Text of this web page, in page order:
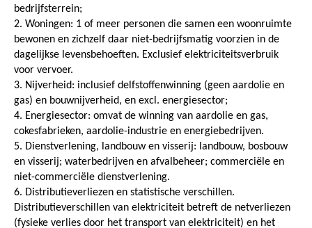
bedrijfsterrein;
2. Woningen: 1 of meer personen die samen een woonruimte
bewonen en zichzelf daar niet-bedrijfsmatig voorzien in de
dagelijkse levensbehoeften. Exclusief elektriciteitsverbruik
voor vervoer.
3. Nijverheid: inclusief delfstoffenwinning (geen aardolie en
gas) en bouwnijverheid, en excl. energiesector;
4. Energiesector: omvat de winning van aardolie en gas,
cokesfabrieken, aardolie-industrie en energiebedrijven.
5. Dienstverlening, landbouw en visserij: landbouw, bosbouw
en visserij; waterbedrijven en afvalbeheer; commerciële en
niet-commerciële dienstverlening.
6. Distributieverliezen en statistische verschillen.
Distributieverschillen van elektriciteit betreft de netverliezen
(fysieke verlies door het transport van elektriciteit) en het